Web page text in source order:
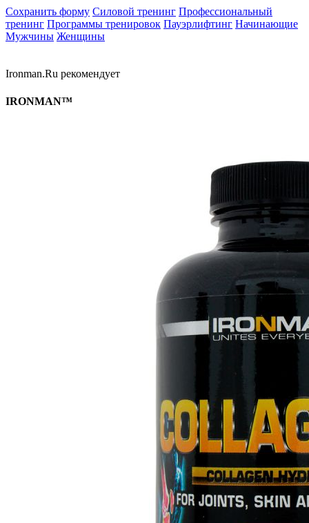
Сохранить форму Силовой тренинг Профессиональный
тренинг Программы тренировок Пауэрлифтинг Начинающие
Мужчины Женщины
Ironman.Ru рекомендует
IRONMAN™